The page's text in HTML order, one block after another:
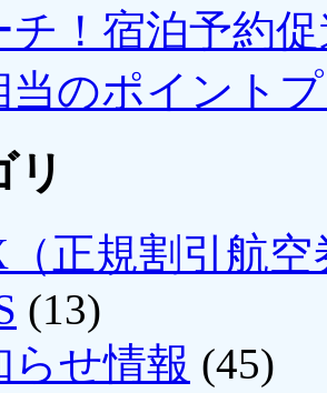
チ！宿泊予約
当のポイント
リ
（正規割引航空
(13)
らせ情報 (45)